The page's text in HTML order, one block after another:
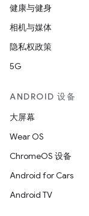
健康与健身
相机与媒体
隐私权政策
5G
ANDROID 设备
大屏幕
Wear OS
ChromeOS 设备
Android for Cars
Android TV